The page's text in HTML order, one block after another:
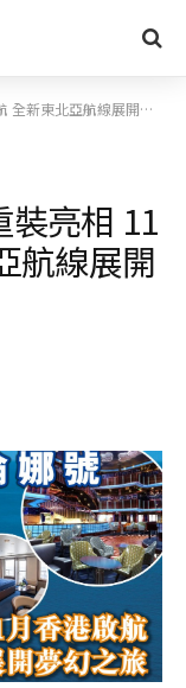
北亞航線展開夢幻之旅
亮相 11
航線展開